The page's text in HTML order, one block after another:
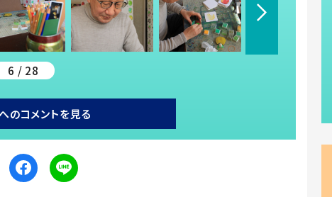
6 / 28
のコメントを見る